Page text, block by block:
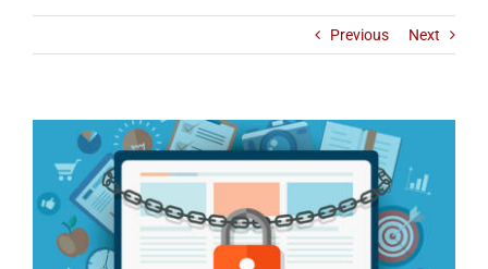
Previous Next
Image